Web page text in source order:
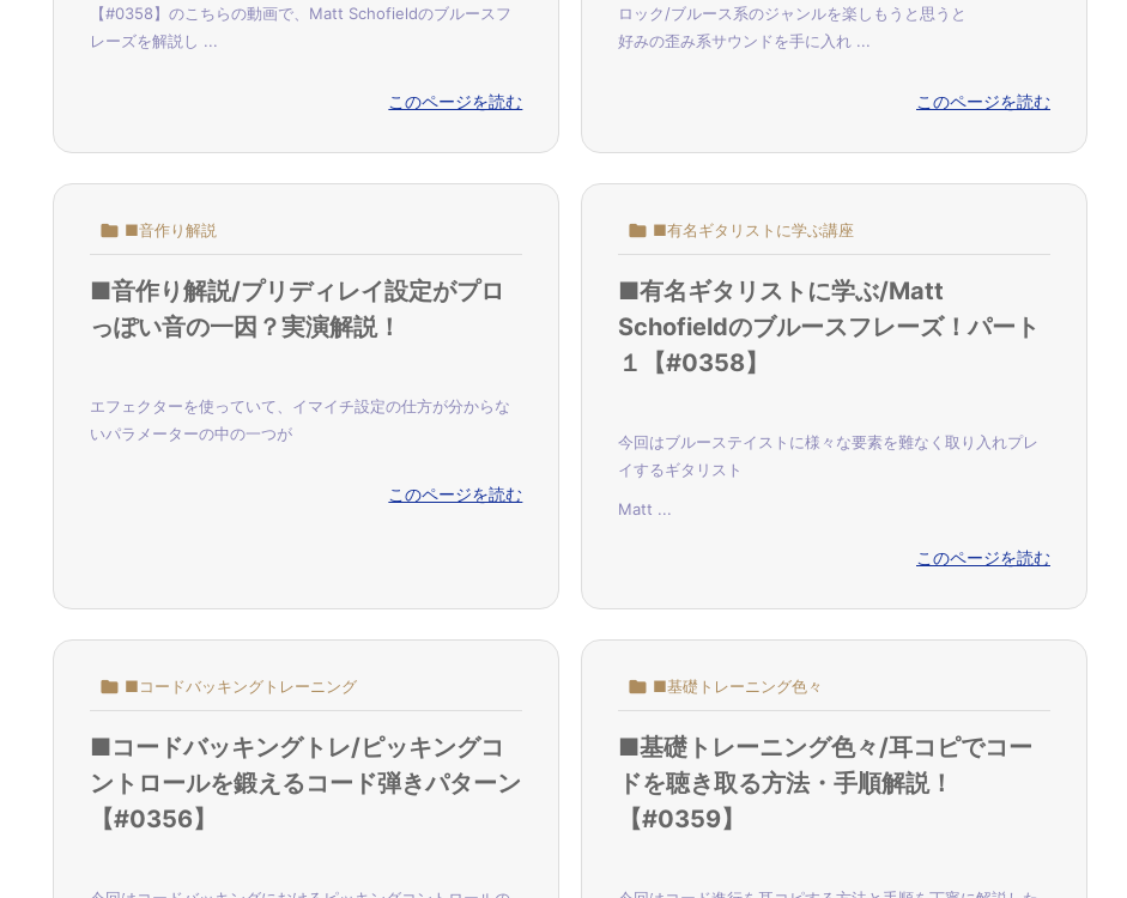
【#0358】のこちらの動画で、Matt Schofieldのブルースフ
レーズを解説し ...
このページを読む
ロック/ブルース系のジャンルを楽しもうと思うと
好みの歪み系サウンドを手に入れ ...
このページを読む
 ■音作り解説
■音作り解説/プリディレイ設定がプロ
っぽい音の一因？実演解説！
エフェクターを使っていて、イマイチ設定の仕方が分からな
いパラメーターの中の一つが
このページを読む
 ■有名ギタリストに学ぶ講座
■有名ギタリストに学ぶ/Matt
Schofieldのブルースフレーズ！パート
１【#0358】
今回はブルーステイストに様々な要素を難なく取り入れプレ
イするギタリスト
Matt ...
このページを読む
 ■コードバッキングトレーニング
■コードバッキングトレ/ピッキングコ
ントロールを鍛えるコード弾きパターン
【#0356】
 ■基礎トレーニング色々
■基礎トレーニング色々/耳コピでコー
ドを聴き取る方法・手順解説！
【#0359】